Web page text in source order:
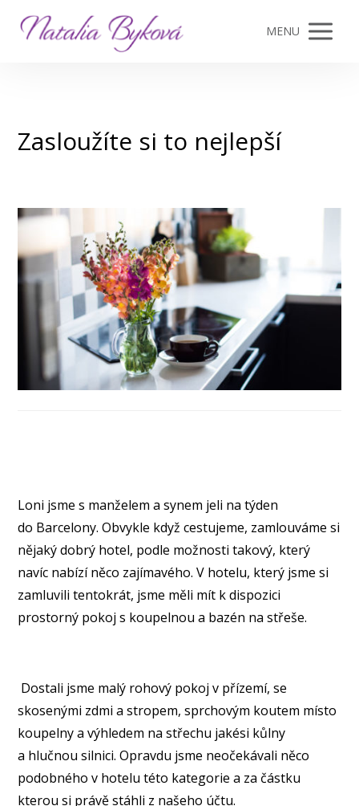
MENU
Zasloužíte si to nejlepší
Loni jsme s manželem a synem jeli na týden
do Barcelony. Obvykle když cestujeme, zamlouváme si
nějaký dobrý hotel, podle možnosti takový, který
navíc nabízí něco zajímavého. V hotelu, který jsme si
zamluvili tentokrát, jsme měli mít k dispozici
prostorný pokoj s koupelnou a bazén na střeše.
Dostali jsme malý rohový pokoj v přízemí, se
skosenými zdmi a stropem, sprchovým koutem místo
koupelny a výhledem na střechu jakési kůlny
a hlučnou silnici. Opravdu jsme neočekávali něco
podobného v hotelu této kategorie a za částku
kterou si právě stáhli z našeho účtu.